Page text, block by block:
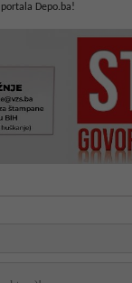
Depo.ba!